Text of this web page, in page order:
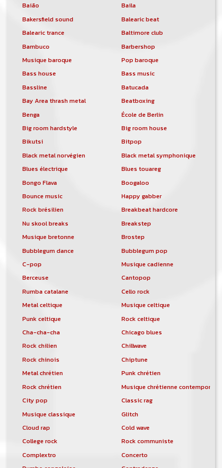
Baião
Baila
Bakersfield sound
Balearic beat
Balearic trance
Baltimore club
Bambuco
Barbershop
Musique baroque
Pop baroque
Bass house
Bass music
Bassline
Batucada
Bay Area thrash metal
Beatboxing
Benga
École de Berlin
Big room hardstyle
Big room house
Bikutsi
Bitpop
Black metal norvégien
Black metal symphonique
Blues électrique
Blues touareg
Bongo Flava
Boogaloo
Bounce music
Happy gabber
Rock brésilien
Breakbeat hardcore
Nu skool breaks
Breakstep
Musique bretonne
Brostep
Bubblegum dance
Bubblegum pop
C-pop
Musique cadienne
Berceuse
Cantopop
Rumba catalane
Cello rock
Metal celtique
Musique celtique
Punk celtique
Rock celtique
Cha-cha-cha
Chicago blues
Rock chilien
Chillwave
Rock chinois
Chiptune
Metal chrétien
Punk chrétien
Rock chrétien
Musique chrétienne
City pop
Classic rag
Musique classique
Glitch
Cloud rap
Cold wave
College rock
Rock communiste
Complextro
Concerto